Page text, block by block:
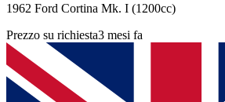
1962 Ford Cortina Mk. I (1200cc)
Prezzo su richiesta3 mesi fa